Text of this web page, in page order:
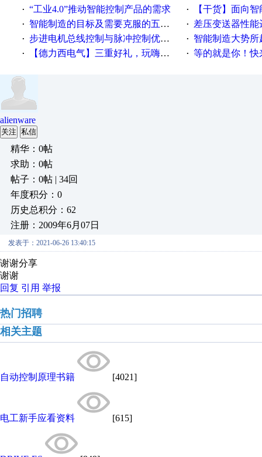
· “工业4.0”推动智能控制产品的需求 · 【干货】面向
· 智能制造的目标及需要克服的五个障碍 · 差压变送器性能达
· 步进电机总线控制与脉冲控制优缺点 · 智能制造大势所趋
· 【德力西电气】三重好礼，玩嗨夏日！ · 等的就是你！快来
alienware
关注 私信
精华：0帖
求助：0帖
帖子：0帖 | 34回
年度积分：0
历史总积分：62
注册：2009年6月07日
发表于：2021-06-26 13:40:15
谢谢分享
谢谢
回复 引用 举报
热门招聘
相关主题
自动控制原理书籍 [4021]
电工新手应看资料 [615]